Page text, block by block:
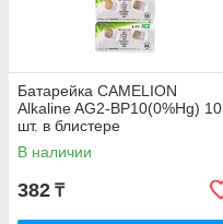
Батарейка CAMELION
Alkaline AG2-BP10(0%Hg) 10
шт. в блистере
В наличии
382 ₸